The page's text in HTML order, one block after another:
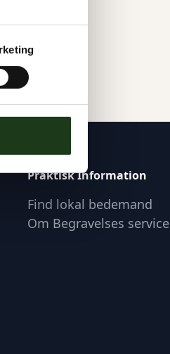
Praktisk Information
Find lokal bedemand
Om Begravelses service